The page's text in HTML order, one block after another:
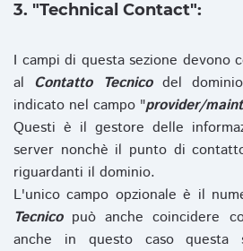
3. "Technical Contact":
I campi di questa sezione devono
al Contatto Tecnicodel
indicato nel campo "provider/
Questi è il gestore delle
server nonchè il punto di
riguardanti il dominio.
L'unico campo opzionale è il
Tecnicopuò anche coincidere
anche in questo caso questa